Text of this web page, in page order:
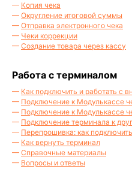
— Копия чека
— Округление итоговой суммы
— Отправка электронного чека
— Чеки коррекции
— Создание товара через кассу
Работа с терминалом
— Как подключить и работать с
— Подключение к Модулькассе
— Подключение к Модулькассе
— Подключение терминала к
— Перепрошивка: как
— Как вернуть терминал
— Справочные материалы
— Вопросы и ответы
Оставьте заявку,
специалисты из
Не